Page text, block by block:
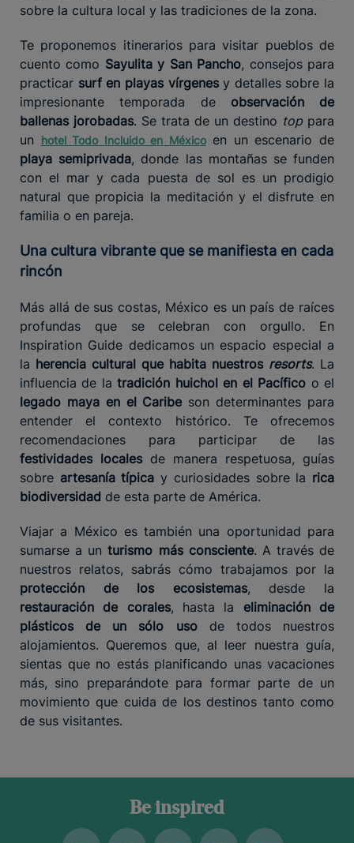
sobre la cultura local y las tradiciones de la zona.
Te proponemos itinerarios para visitar pueblos de
cuento como Sayulita y San Pancho, consejos para
practicar surf en playas vírgenesy detalles sobre la
impresionante temporada de observación de
ballenas jorobadas. Se trata de un destino toppara
un
hotel Todo Incluido en Méxicoen un escenario de
playa semiprivada, donde las montañas se funden
con el mar y cada puesta de sol es un prodigio
natural que propicia la meditación y el disfrute en
familia o en pareja.
Una cultura vibrante que se manifiesta en cada
rincón
Más allá de sus costas, México es un país de raíces
profundas que se celebran con orgullo. En
Inspiration Guide dedicamos un espacio especial a
la herencia cultural que habita nuestros resorts. La
influencia de latradición huichol en el Pacífico o el
legado maya en el Caribe son determinantes para
entender el contexto histórico. Te ofrecemos
recomendaciones para participar de las
festividades locales de manera respetuosa, guías
sobre artesanía típica y curiosidades sobre la rica
biodiversidad de esta parte de América.
Viajar a México es también una oportunidad para
sumarse a unturismo más consciente. A través de
nuestros relatos, sabrás cómo trabajamos por la
protección de los ecosistemas, desde la
restauración de corales, hasta la eliminación de
plásticos de un sólo usode todos nuestros
alojamientos. Queremos que, al leer nuestra guía,
sientas que no estás planificando unas vacaciones
más, sino preparándote para formar parte de un
movimiento que cuida de los destinos tanto como
de sus visitantes.
Be inspired